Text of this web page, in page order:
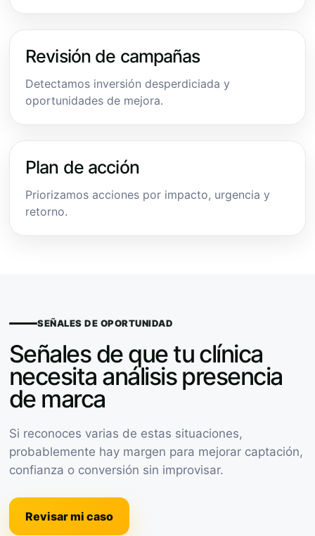
Revisión de campañas
Detectamos inversión desperdiciada y
oportunidades de mejora.
Plan de acción
Priorizamos acciones por impacto, urgencia y
retorno.
SEÑALES DE OPORTUNIDAD
Señales de que tu clínica
necesita análisis presencia
de marca
Si reconoces varias de estas situaciones,
probablemente hay margen para mejorar captación,
confianza o conversión sin improvisar.
Revisar mi caso